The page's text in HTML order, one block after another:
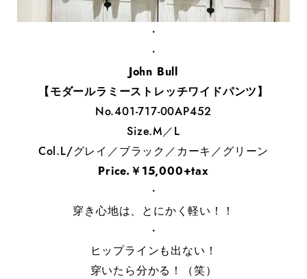
・
・
John Bull
【モダールラミーストレッチワイドパンツ】
No.401-717-00AP452
Size.M／L
Col.L/グレイ／ブラック／カーキ／グリーン
Price.￥15,000+tax
・
穿き心地は、とにかく軽い！！
・
ヒップラインも出ない！
穿いたら分かる！（笑）